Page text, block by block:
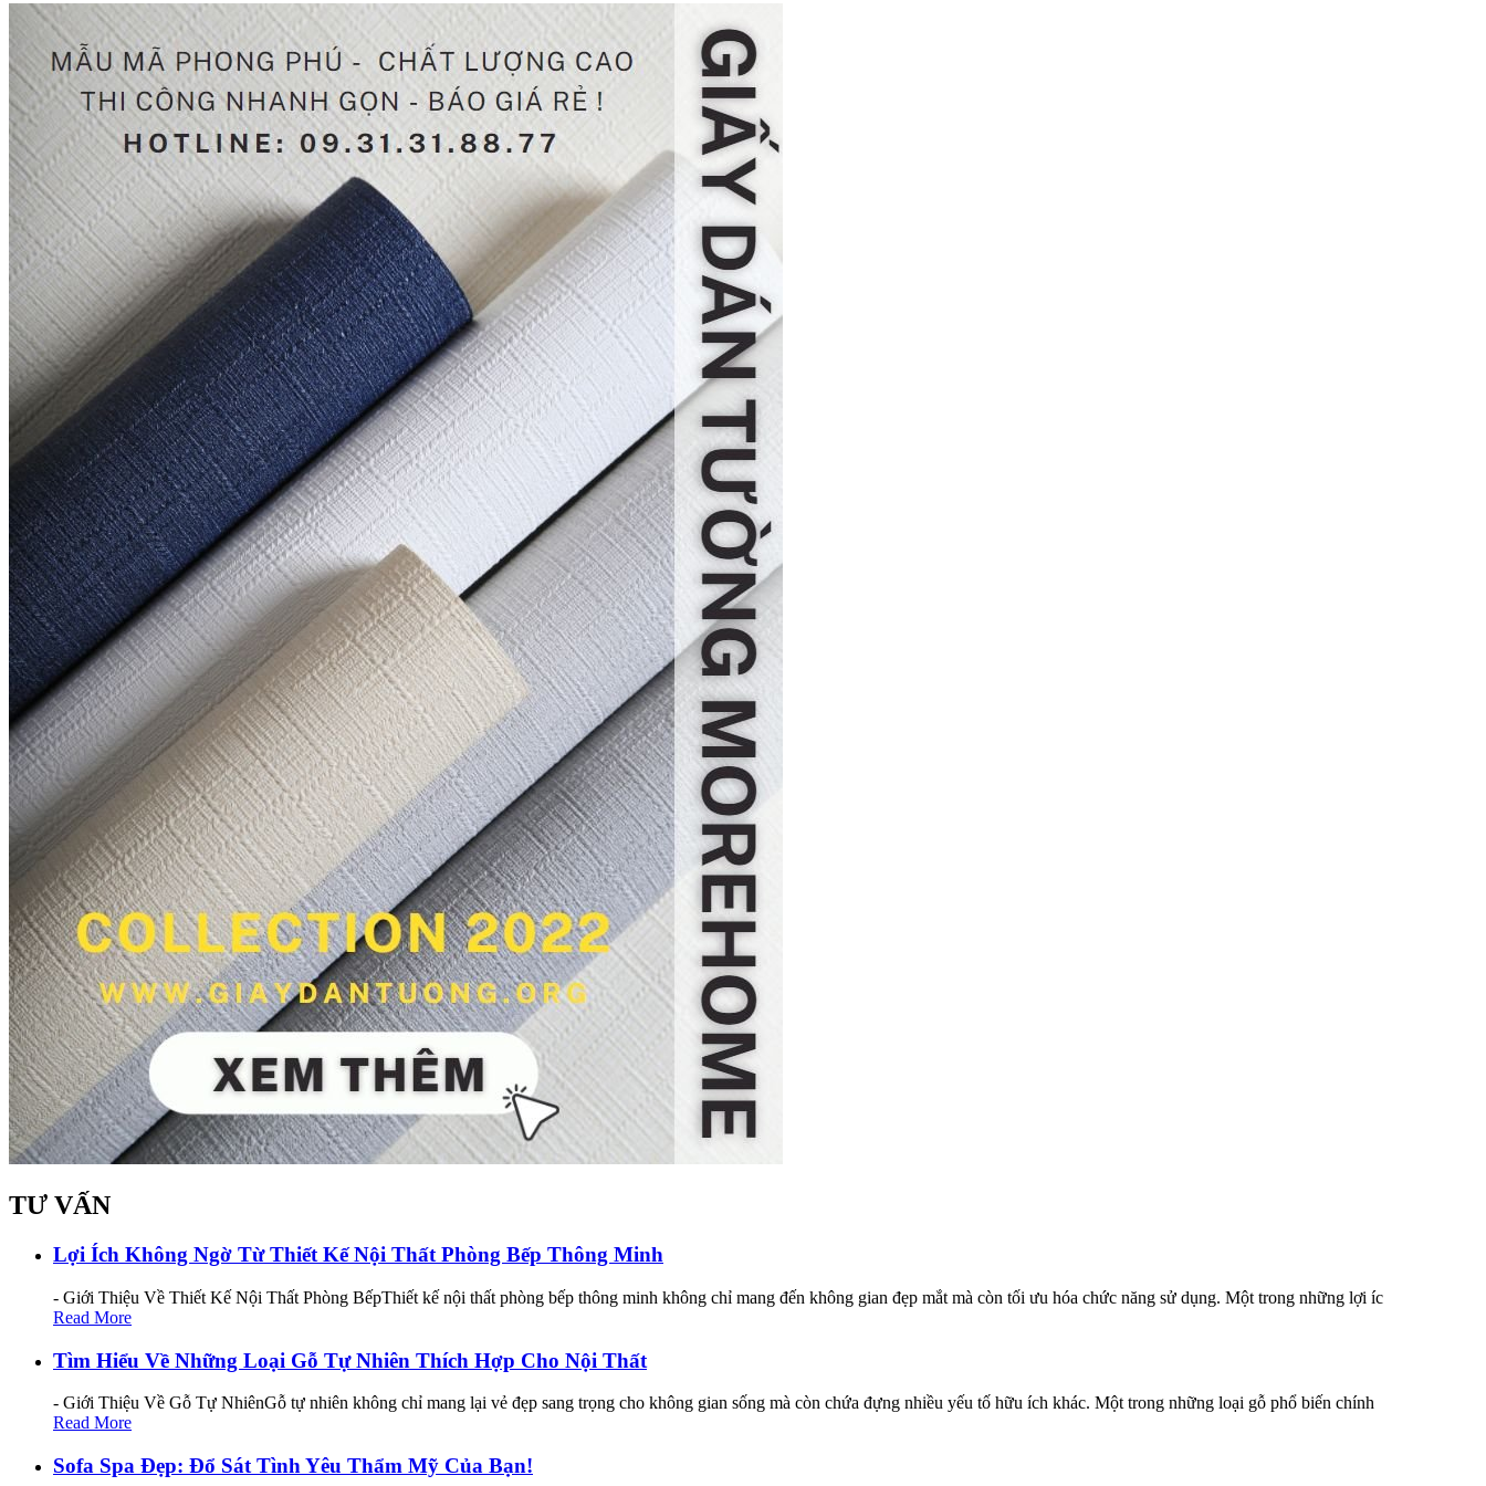
TƯ VẤN
Lợi Ích Không Ngờ Từ Thiết Kế Nội Thất Phòng Bếp Thông Minh
- Giới Thiệu Về Thiết Kế Nội Thất Phòng BếpThiết kế nội thất phòng bếp thông minh không chỉ mang đến không gian đẹp mắt mà còn tối ưu hóa chức năng sử dụng. Một trong những lợi íc
Read More
Tìm Hiểu Về Những Loại Gỗ Tự Nhiên Thích Hợp Cho Nội Thất
- Giới Thiệu Về Gỗ Tự NhiênGỗ tự nhiên không chỉ mang lại vẻ đẹp sang trọng cho không gian sống mà còn chứa đựng nhiều yếu tố hữu ích khác. Một trong những loại gỗ phổ biến chính
Read More
Sofa Spa Đẹp: Đổ Sát Tình Yêu Thẩm Mỹ Của Bạn!